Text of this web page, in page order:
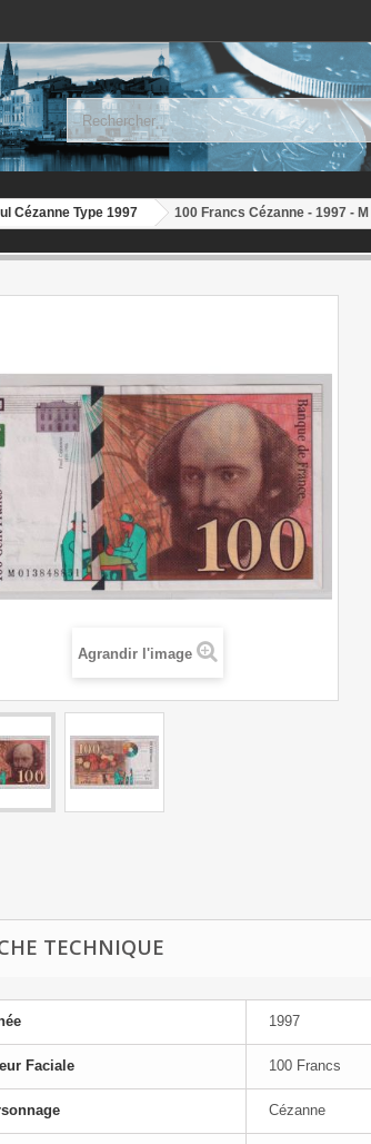
Cézanne Type 1997 100 Francs Cézanne - 1997 - M
Agrandir l'image
TECHNIQUE
1997
Faciale 100 Francs
Cézanne